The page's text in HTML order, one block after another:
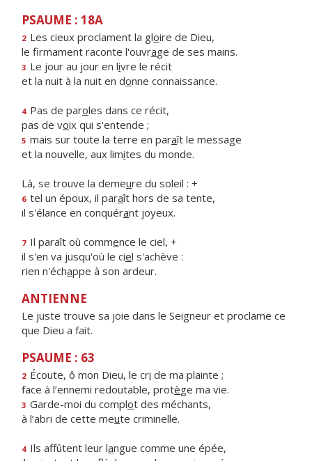
PSAUME : 18A
2 Les cieux proclament la gloire de Dieu,
le firmament raconte l'ouvrage de ses mains.
3 Le jour au jour en livre le récit
et la nuit à la nuit en donne connaissance.
4 Pas de paroles dans ce récit,
pas de voix qui s'entende ;
5 mais sur toute la terre en paraît le message
et la nouvelle, aux limites du monde.
Là, se trouve la demeure du soleil : +
6 tel un époux, il paraît hors de sa tente,
il s'élance en conquérant joyeux.
7 Il paraît où commence le ciel, +
il s'en va jusqu'où le ciel s'achève :
rien n'échappe à son ardeur.
ANTIENNE
Le juste trouve sa joie dans le Seigneur et proclame ce
que Dieu a fait.
PSAUME : 63
2 Écoute, ô mon Dieu, le cri de ma plainte ;
face à l’ennemi redoutable, protège ma vie.
3 Garde-moi du complot des méchants,
à l’abri de cette meute criminelle.
4 Ils affûtent leur langue comme une épée,